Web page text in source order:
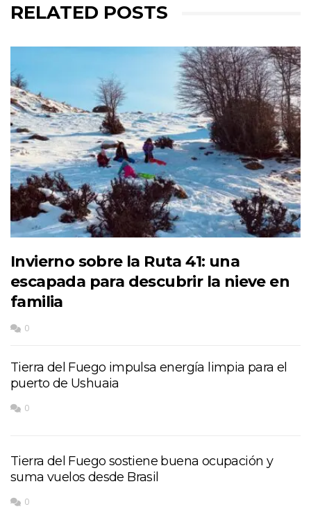
RELATED POSTS
Invierno sobre la Ruta 41: una
escapada para descubrir la nieve en
familia
0
Tierra del Fuego impulsa energía limpia para el
puerto de Ushuaia
0
Tierra del Fuego sostiene buena ocupación y
suma vuelos desde Brasil
0